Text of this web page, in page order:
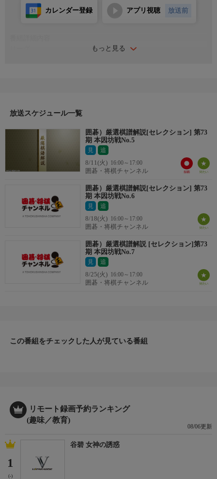
もっと見る
カレンダー登録 アプリ視聴 放送前
放送スケジュール一覧
囲碁）厳選棋譜解説[セレクション] 第73
期 本因坊戦No.5
見 追
8/11(火) 16:00～17:00
囲碁・将棋チャンネル
囲碁）厳選棋譜解説[セレクション] 第73
期 本因坊戦No.6
見 追
8/18(火) 16:00～17:00
囲碁・将棋チャンネル
囲碁）厳選棋譜解説 [セレクション]第73
期 本因坊戦No.7
見 追
8/25(火) 16:00～17:00
囲碁・将棋チャンネル
この番組をチェックした人が見ている番組
リモート録画予約ランキング
(趣味／教育)
08/06更新
1
(-)
谷碧 女神の誘惑